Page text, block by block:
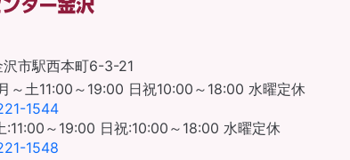
沢市駅西本町6-3-21
月～土11:00～19:00 日祝10:00～18:00 水曜定休
1544
:11:00～19:00 日祝:10:00～18:00 水曜定休
1548